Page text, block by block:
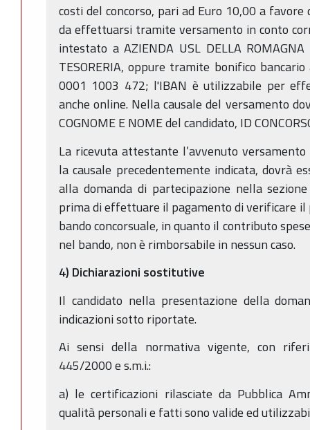
costi del concorso, pari ad Euro 10,00 a favore
da effettuarsi tramite versamento in conto
intestato a AZIENDA USL DELLA ROMAGNA
TESORERIA, oppure tramite bonifico
0001 1003 472; l'IBAN è utilizzabile per
anche online. Nella causale del versamento
COGNOME E NOME del candidato, ID
La ricevuta attestante l’avvenuto
la causale precedentemente indicata, dovrà
alla domanda di partecipazione nella
prima di effettuare il pagamento di verificare il
bando concorsuale, in quanto il contributo
nel bando, non è rimborsabile in nessun caso.
4) Dichiarazioni sostitutive
Il candidato nella presentazione della
indicazioni sotto riportate.
Ai sensi della normativa vigente, con
445/2000 e s.m.i.:
a) le certificazioni rilasciate da Pubblica
qualità personali e fatti sono valide ed